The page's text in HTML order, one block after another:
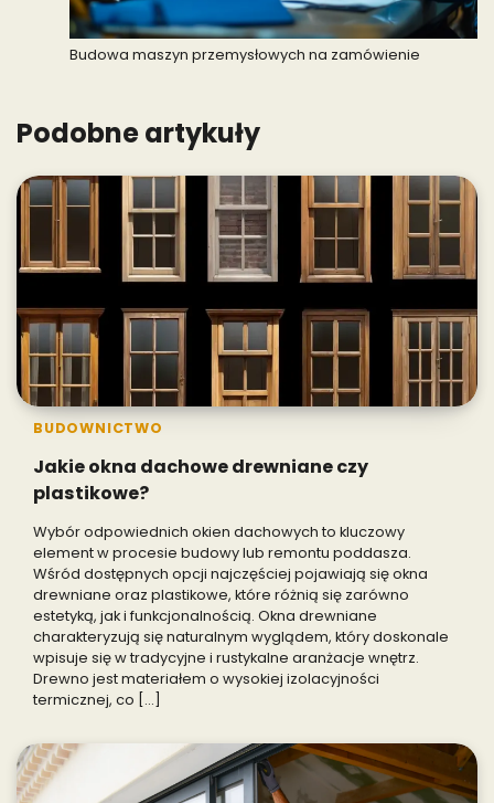
Budowa maszyn przemysłowych na zamówienie
Podobne artykuły
BUDOWNICTWO
Jakie okna dachowe drewniane czy
plastikowe?
Wybór odpowiednich okien dachowych to kluczowy
element w procesie budowy lub remontu poddasza.
Wśród dostępnych opcji najczęściej pojawiają się okna
drewniane oraz plastikowe, które różnią się zarówno
estetyką, jak i funkcjonalnością. Okna drewniane
charakteryzują się naturalnym wyglądem, który doskonale
wpisuje się w tradycyjne i rustykalne aranżacje wnętrz.
Drewno jest materiałem o wysokiej izolacyjności
termicznej, co […]